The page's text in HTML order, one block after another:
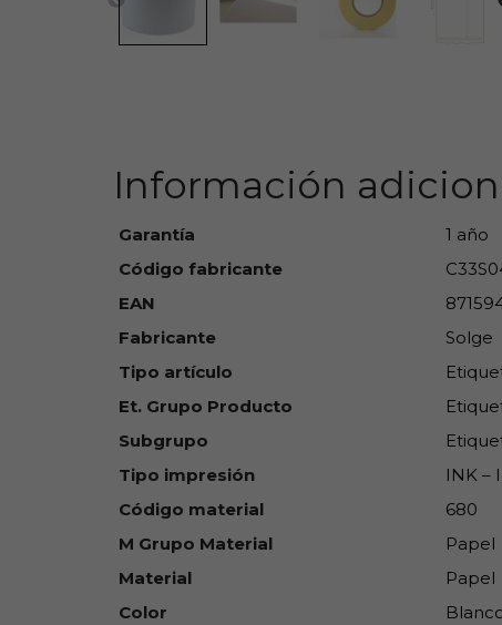
Información
Garantía
1 año
Código fabricante
EAN
Fabricante
Solge
Tipo artículo
Et. Grupo Producto
Subgrupo
Tipo impresión
INK –
Código material
680
M Grupo Material
Papel
Material
Papel
Color